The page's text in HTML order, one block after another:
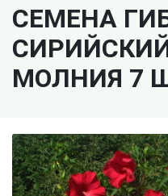
СЕМЕНА
МОЛНИЯ 7